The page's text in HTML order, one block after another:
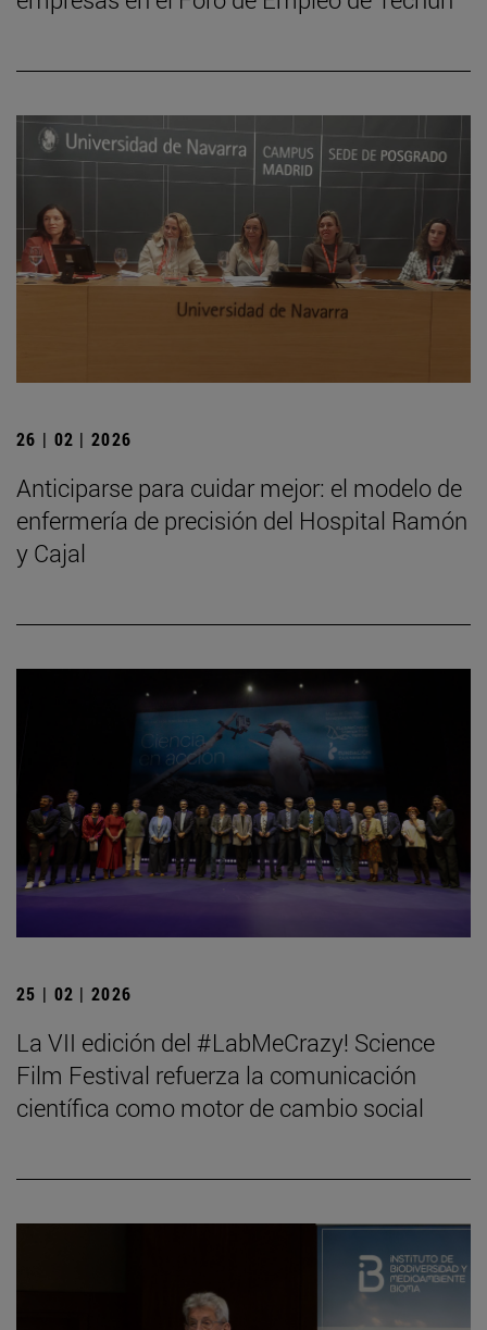
26 | 02 | 2026
Anticiparse para cuidar mejor: el modelo de
enfermería de precisión del Hospital Ramón
y Cajal
25 | 02 | 2026
La VII edición del #LabMeCrazy! Science
Film Festival refuerza la comunicación
científica como motor de cambio social